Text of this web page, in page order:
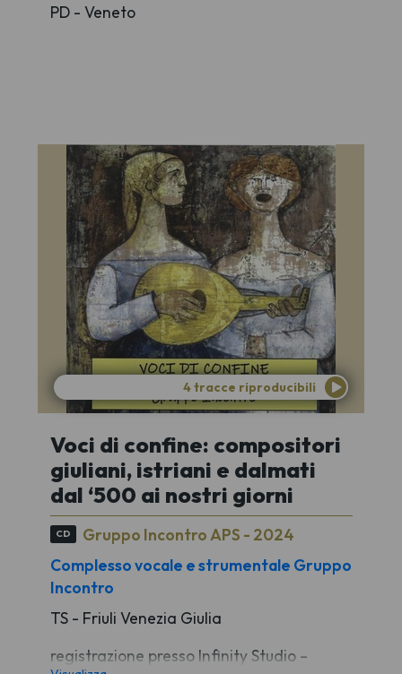
PD - Veneto
4 tracce riproducibili
Voci di confine: compositori
giuliani, istriani e dalmati
dal ‘500 ai nostri giorni
CD
Gruppo Incontro APS - 2024
Complesso vocale e strumentale Gruppo
Incontro
TS - Friuli Venezia Giulia
registrazione presso Infinity Studio –